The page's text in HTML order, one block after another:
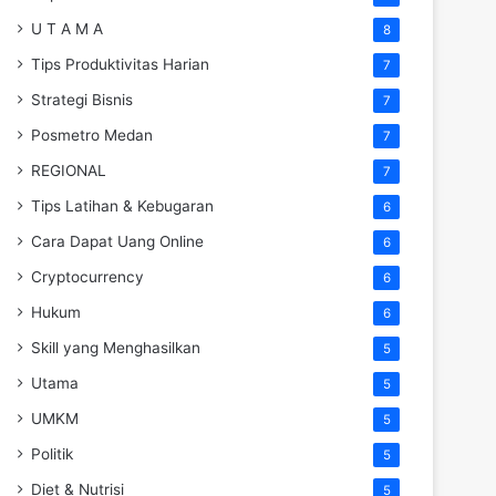
U T A M A 8
Tips Produktivitas Harian 7
Strategi Bisnis 7
Posmetro Medan 7
REGIONAL 7
Tips Latihan & Kebugaran 6
Cara Dapat Uang Online 6
Cryptocurrency 6
Hukum 6
Skill yang Menghasilkan 5
Utama 5
UMKM 5
Politik 5
Diet & Nutrisi 5